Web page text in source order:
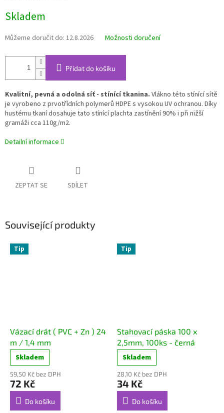
cena:
Skladem
Můžeme doručit do: 12.8.2026 Možnosti doručení
Přidat do košíku
Kvalitní, pevná a odolná síť - stínící tkanina. Vlákno této stínící sítě
je vyrobeno z prvotřídních polymerů HDPE s vysokou UV ochranou. Díky
hustému tkaní dosahuje tato stínící plachta zastínění 90% i při nižší
gramáži cca 110g/m2.
Detailní informace
ZEPTAT SE SDÍLET
Související produkty
Tip
Vázací drát ( PVC + Zn ) 24
m / 1,4 mm
Skladem
59,50 Kč bez DPH
72 Kč
Do košíku
Tip
Stahovací páska 100 x
2,5mm, 100ks - černá
Skladem
28,10 Kč bez DPH
34 Kč
Do košíku